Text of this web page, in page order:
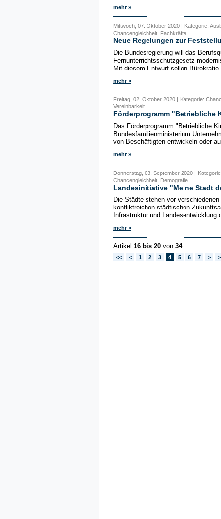
mehr »
Mittwoch, 07. Oktober 2020 | Kategorie:
Chancengleichheit, Fachkräfte
Neue Regelungen zur
Die Bundesregierung will das
Fernunterrichtsschutzgesetz
Mit diesem Entwurf sollen
mehr »
Freitag, 02. Oktober 2020 |
Kategorie:
Vereinbarkeit
Förderprogramm "Betriebliche
Das Förderprogramm "Betriebliche
Bundesfamilienministerium
von Beschäftigten entwickeln oder
mehr »
Donnerstag, 03. September 2020 |
Chancengleichheit, Demografie
Landesinitiative "Meine Stadt
Die Städte stehen vor
konfliktreichen städtischen
Infrastruktur und Landesentwicklung
mehr »
Artikel 16 bis 20von 34
<< < 1 2 3 4 5 6 7 >